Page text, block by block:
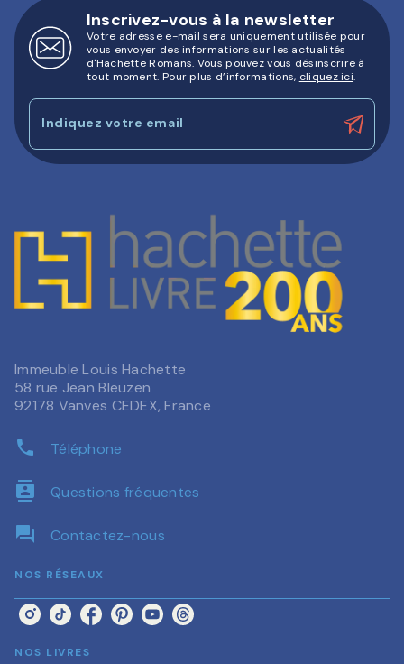
Inscrivez-vous à la newsletter
Votre adresse e-mail sera uniquement utilisée pour
vous envoyer des informations sur les actualités
d'Hachette Romans. Vous pouvez vous désinscrire à
tout moment. Pour plus d’informations, cliquez ici.
Indiquez votre email
Immeuble Louis Hachette
58 rue Jean Bleuzen
92178 Vanves CEDEX, France
phone Téléphone
contacts Questions fréquentes
question_answer Contactez-nous
NOS RÉSEAUX
NOS LIVRES